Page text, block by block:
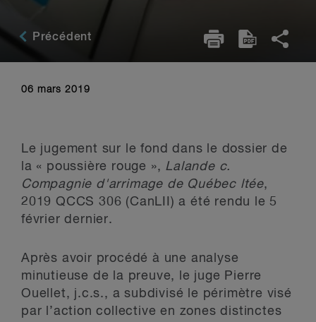
Précédent
06 mars 2019
Le jugement sur le fond dans le dossier de
la « poussière rouge », Lalande c.
Compagnie d'arrimage de Québec ltée,
2019 QCCS 306 (CanLII) a été rendu le 5
février dernier.
Après avoir procédé à une analyse
minutieuse de la preuve, le juge Pierre
Ouellet, j.c.s., a subdivisé le périmètre visé
par l’action collective en zones distinctes